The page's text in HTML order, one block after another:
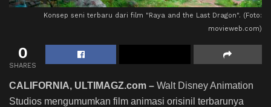
Konsep seni terbaru dari film "Raya and the Last Dragon". (Foto:
movieweb.com)
0
SHARES
CALIFORNIA, ULTIMAGZ.com – Walt Disney Animation
Studios mengumumkan film animasi orisinil terbarunya